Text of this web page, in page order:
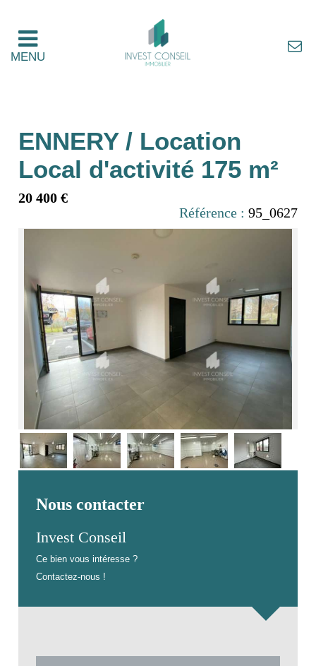
MENU
ENNERY / Location
Local d'activité 175 m²
20 400 €
Référence : 95_0627
Nous contacter
Invest Conseil
Ce bien vous intéresse ?
Contactez-nous !